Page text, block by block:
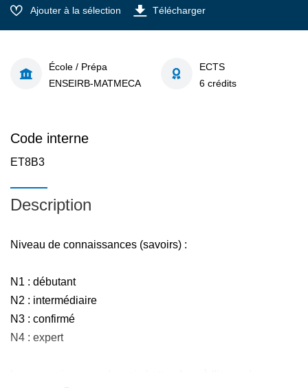
Ajouter à la sélection Télécharger
École / Prépa
ENSEIRB-MATMECA
ECTS
6 crédits
Code interne
ET8B3
Description
Niveau de connaissances (savoirs) :
N1 : débutant
N2 : intermédiaire
N3 : confirmé
N4 : expert